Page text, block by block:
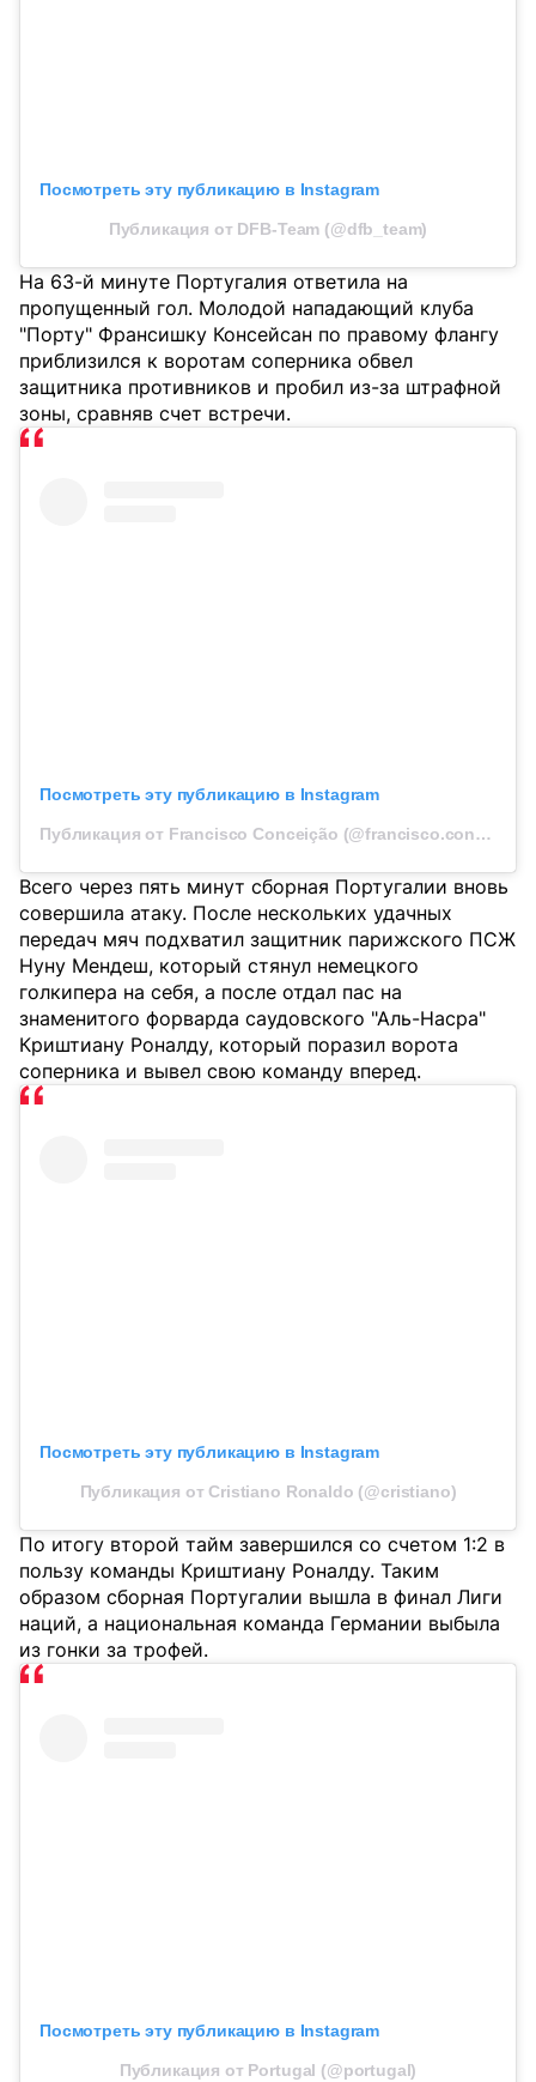
Посмотреть эту публикацию в Instagram
Публикация от DFB-Team (@dfb_team)
На 63-й минуте Португалия ответила на
пропущенный гол. Молодой нападающий клуба
"Порту" Франсишку Консейсан по правому флангу
приблизился к воротам соперника обвел
защитника противников и пробил из-за штрафной
зоны, сравняв счет встречи.
Посмотреть эту публикацию в Instagram
Публикация от Francisco Conceição (@francisco.conceicao7)
Всего через пять минут сборная Португалии вновь
совершила атаку. После нескольких удачных
передач мяч подхватил защитник парижского ПСЖ
Нуну Мендеш, который стянул немецкого
голкипера на себя, а после отдал пас на
знаменитого форварда саудовского "Аль-Насра"
Криштиану Роналду, который поразил ворота
соперника и вывел свою команду вперед.
Посмотреть эту публикацию в Instagram
Публикация от Cristiano Ronaldo (@cristiano)
По итогу второй тайм завершился со счетом 1:2 в
пользу команды Криштиану Роналду. Таким
образом сборная Португалии вышла в финал Лиги
наций, а национальная команда Германии выбыла
из гонки за трофей.
Посмотреть эту публикацию в Instagram
Публикация от Portugal (@portugal)